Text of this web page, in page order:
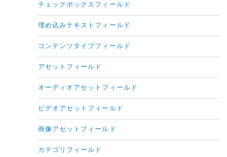
チェックボックスフィールド
埋め込みテキストフィールド
コンテンツタイプフィールド
アセットフィールド
オーディオアセットフィールド
ビデオアセットフィールド
画像アセットフィールド
カテゴリフィールド